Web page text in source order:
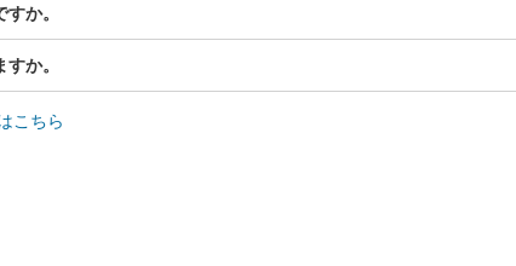
か。
か。
こちら